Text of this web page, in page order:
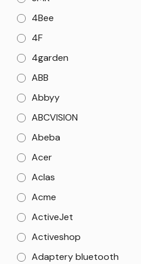
4Bee
4F
4garden
ABB
Abbyy
ABCVISION
Abeba
Acer
Aclas
Acme
ActiveJet
Activeshop
Adaptery bluetooth